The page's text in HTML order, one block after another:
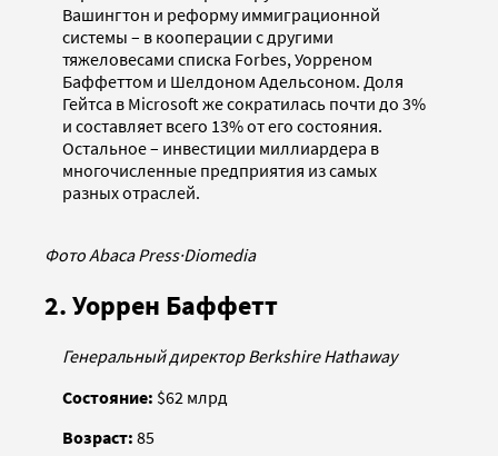
Вашингтон и реформу иммиграционной
системы – в кооперации с другими
тяжеловесами списка Forbes, Уорреном
Баффеттом и Шелдоном Адельсоном. Доля
Гейтса в Microsoft же сократилась почти до 3%
и составляет всего 13% от его состояния.
Остальное – инвестиции миллиардера в
многочисленные предприятия из самых
разных отраслей.
Фото Abaca Press·Diomedia
2. Уоррен Баффетт
Генеральный директорBerkshire Hathaway
Состояние: $62 млрд
Возраст: 85